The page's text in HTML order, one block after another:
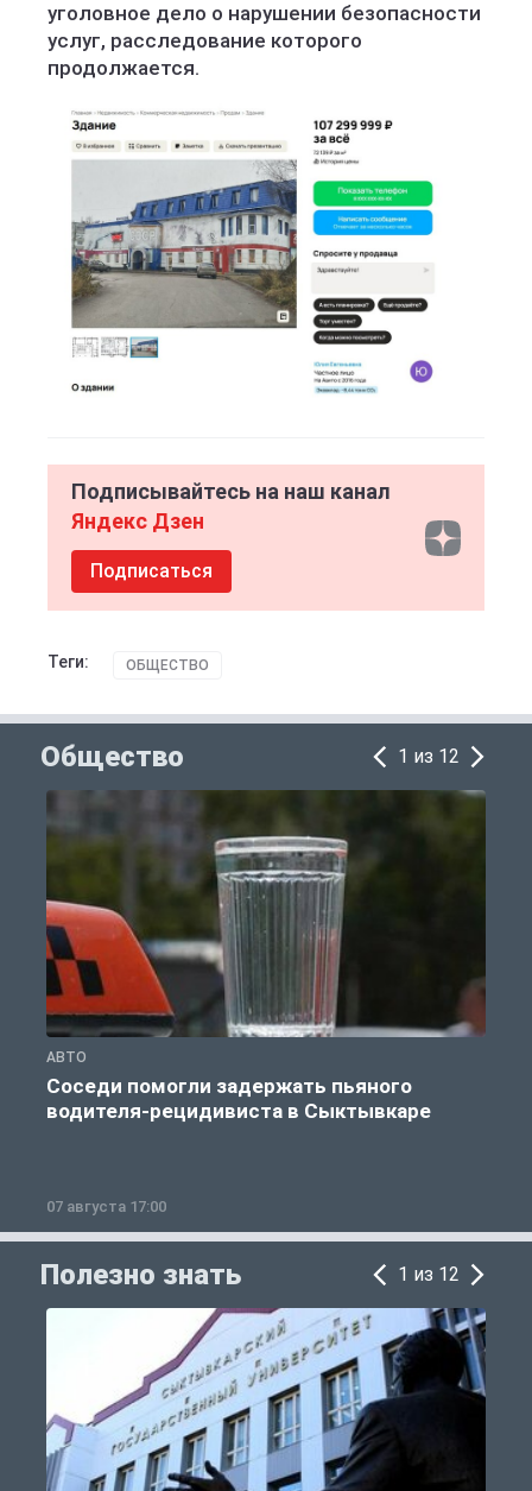
уголовное дело о нарушении безопасности
услуг, расследование которого
продолжается.
Подписывайтесь на наш канал
Яндекс Дзен
Подписаться
Теги: ОБЩЕСТВО
Общество 1 из 12
АВТО
Соседи помогли задержать пьяного
водителя-рецидивиста в Сыктывкаре
07 августа 17:00
Полезно знать 1 из 12